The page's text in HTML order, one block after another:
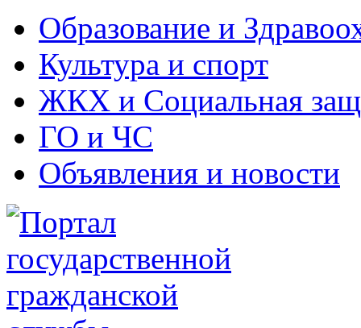
Образование и
Культура и спорт
ЖКХ и Социальная
ГО и ЧС
Объявления и новости